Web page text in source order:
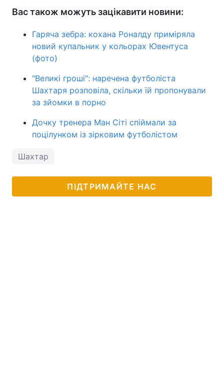
Вас також можуть зацікавити новини:
Гаряча зебра: кохана Роналду приміряла
новий купальник у кольорах Ювентуса
(фото)
"Великі гроші": наречена футболіста
Шахтаря розповіла, скільки їй пропонували
за зйомки в порно
Дочку тренера Ман Сіті спіймали за
поцілунком із зірковим футболістом
Шахтар
ПІДТРИМАЙТЕ НАС